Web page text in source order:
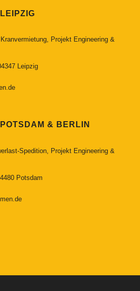
Projekt Engineering &
Leipzig
& BERLIN
Spedition, Projekt Engineering &
Potsdam